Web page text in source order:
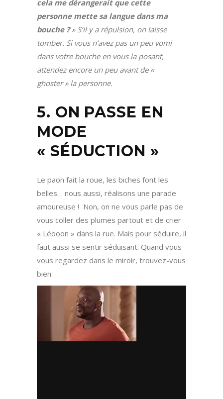
cela me dérangerait que cette
personne mette sa langue dans ma
bouche ?» S’il y a répulsion, on laisse
tomber. Si vous n’avez pas un peu vomi
dans votre bouche en vous la posant,
attendez encore un peu avant de «
ghoster » la personne.
5. ON PASSE EN
MODE
« SÉDUCTION »
Le paon fait la roue, les biches font les
belles… nous aussi, réalisons une parade
amoureuse ! Non, on ne vous parle pas de
vous coller des plumes partout et de crier
« Léooon » dans la rue. Mais pour séduire, il
faut aussi se sentir séduisant. Quand vous
vous regardez dans le miroir, trouvez-vous
bien.